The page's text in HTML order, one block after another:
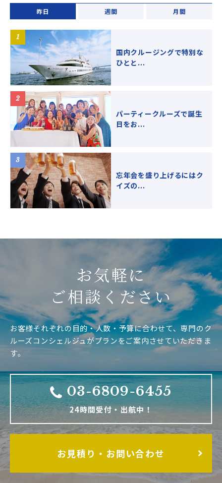
昨日 週間 月間
国内クルージングで特別な
ひとと...
パーティークルーズで誕生
日をお...
忘年会を盛り上げるにはク
イズの...
お気軽に
ご相談ください
お客様それぞれの目的・人数・予算に合わせて、専門のク
ルーズコンシェルジュがプランをご案内させていただきま
す。
03-6809-6455
24時間受付・出航中！
お見積り・お問い合わせ